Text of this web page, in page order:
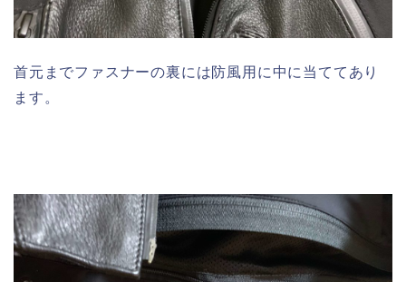
首元までファスナーの裏には防風用に中に当ててあり
ます。